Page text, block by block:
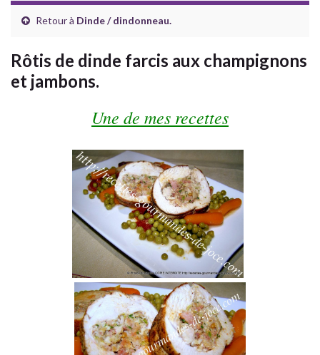
Retour à Dinde / dindonneau.
Rôtis de dinde farcis aux champignons
et jambons.
Une de mes recettes